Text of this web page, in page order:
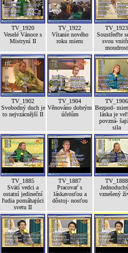
TV_1920
Veselé Vánoce s
Mistryní II
TV_1922
Vítanie nového
roku mieru
TV_1923
Soustřeďte
svou
moudrost
TV_1902
Svobodný duch je
to nejvzácnější II
TV_1904
Věnováno dobrým
účelům
TV_1906
Bezpod-
láska je
povzná-
sila
TV_1885
Svätí vedci a
ostatní jedineční
ľudia pomáhajúci
svetu II
TV_1887
Pracovať s
láskavosťou a
dôstoj- nosťou
TV_1888
vznešený